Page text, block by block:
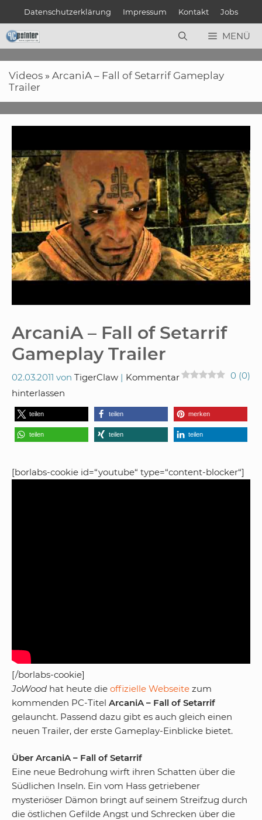
springen
Datenschutzerklärung Impressum Kontakt Jobs
MENÜ
Videos » ArcaniA – Fall of Setarrif Gameplay
Trailer
ArcaniA – Fall of Setarrif
Gameplay Trailer
02.03.2011 von TigerClaw 0 (0)
Kommentar
hinterlassen
teilen teilen merken
teilen teilen teilen
[borlabs-cookie id=“youtube“ type=“content-blocker“]
[/borlabs-cookie]
JoWood hat heute die offizielle Webseite zum
kommenden PC-Titel ArcaniA – Fall of Setarrif
gelauncht. Passend dazu gibt es auch gleich einen
neuen Trailer, der erste Gameplay-Einblicke bietet.
Über ArcaniA – Fall of Setarrif
Eine neue Bedrohung wirft ihren Schatten über die
Südlichen Inseln. Ein vom Hass getriebener
mysteriöser Dämon bringt auf seinem Streifzug durch
die östlichen Gefilde Angst und Schrecken über die